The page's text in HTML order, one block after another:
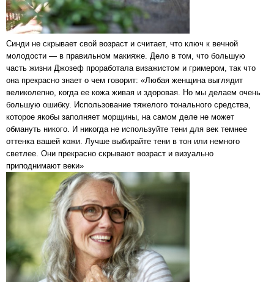
Синди не скрывает свой возраст и считает, что ключ к вечной
молодости — в правильном макияже. Дело в том, что большую
часть жизни Джозеф проработала визажистом и гримером, так что
она прекрасно знает о чем говорит: «Любая женщина выглядит
великолепно, когда ее кожа живая и здоровая. Но мы делаем очень
большую ошибку. Использование тяжелого тонального средства,
которое якобы заполняет морщины, на самом деле не может
обмануть никого. И никогда не используйте тени для век темнее
оттенка вашей кожи. Лучше выбирайте тени в тон или немного
светлее. Они прекрасно скрывают возраст и визуально
приподнимают веки»